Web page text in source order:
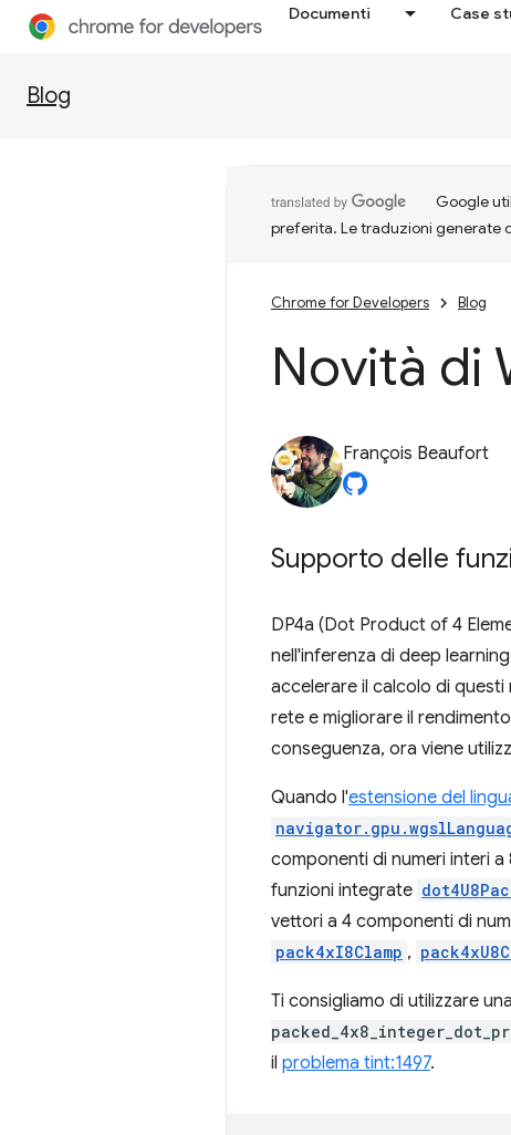
Documenti Case
Blog
Google
preferita. Le traduzioni generate
Chrome for Developers Blog
Novità di
François Beaufort
Supporto delle
DP4a (Dot Product of 4
nell'inferenza di deep
accelerare il calcolo di questi
rete e migliorare il
conseguenza, ora viene
Quando l'estensione del
componenti di numeri interi
funzioni integrate
vettori a 4 componenti di
pack4xI8Clamp ,
Ti consigliamo di utilizzare una
il problema tint:1497.